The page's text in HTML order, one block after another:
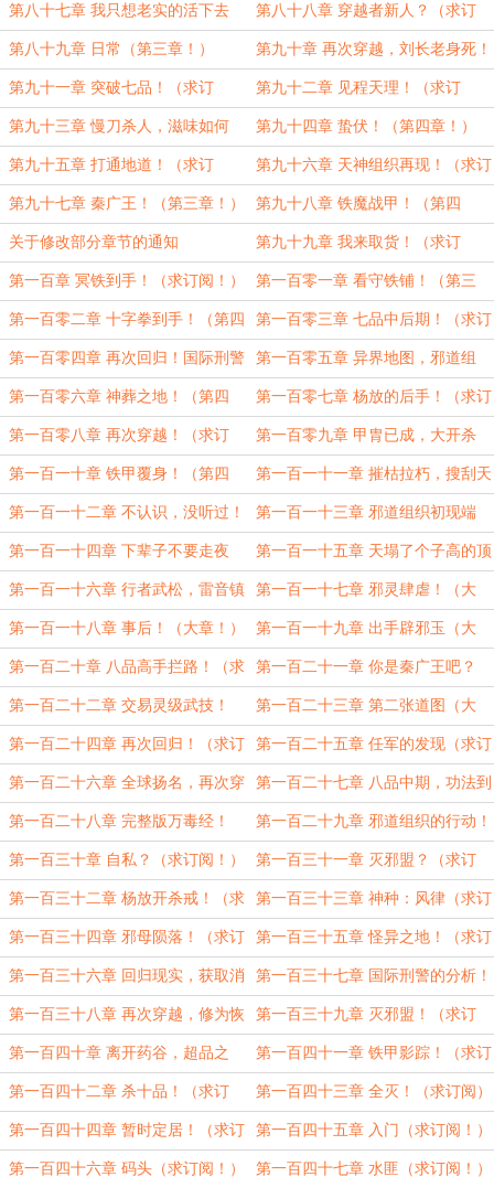
章！） 孩子却！
第八十七章 我只想老实的活下去
（求订阅！）
第八十八章 穿越者新人？（求订
阅！）
第八十九章 日常（第三章！） 第九十章 再次穿越，刘长老身死！
(第四章）
第九十一章 突破七品！（求订
阅！）
第九十二章 见程天理！（求订
阅！）
第九十三章 慢刀杀人，滋味如何
（第三章！）
第九十四章 蛰伏！（第四章！）
第九十五章 打通地道！（求订
阅！）
第九十六章 天神组织再现！（求订
阅！）
第九十七章 秦广王！（第三章！） 第九十八章 铁魔战甲！（第四
章！）
关于修改部分章节的通知 第九十九章 我来取货！（求订
阅！）
第一百章 冥铁到手！（求订阅！） 第一百零一章 看守铁铺！（第三
章！）
第一百零二章 十字拳到手！（第四
章！）
第一百零三章 七品中后期！（求订
阅！）
第一百零四章 再次回归！国际刑警
组织！（求订阅！）
第一百零五章 异界地图，邪道组
织！（第三章！）
第一百零六章 神葬之地！（第四
章）
第一百零七章 杨放的后手！（求订
阅！）
第一百零八章 再次穿越！（求订
阅！）
第一百零九章 甲胄已成，大开杀
戒！（第三章！）
第一百一十章 铁甲覆身！（第四
章！）
第一百一十一章 摧枯拉朽，搜刮天
龙帮！（二合一）
第一百一十二章 不认识，没听过！
（二合一！）
第一百一十三章 邪道组织初现端
倪！（求订阅！）
第一百一十四章 下辈子不要走夜
路！（求订阅！）
第一百一十五章 天塌了个子高的顶
着！（求订阅！）
第一百一十六章 行者武松，雷音镇
邪！（第四章）
第一百一十七章 邪灵肆虐！（大
章！）
第一百一十八章 事后！（大章！） 第一百一十九章 出手辟邪玉（大
章！）
第一百二十章 八品高手拦路！（求
订阅！）
第一百二十一章 你是秦广王吧？
（求订阅！）
第一百二十二章 交易灵级武技！
（大章！）
第一百二十三章 第二张道图（大
章！）
第一百二十四章 再次回归！（求订
阅！）
第一百二十五章 任军的发现（求订
阅！）
第一百二十六章 全球扬名，再次穿
越！（第三章！）
第一百二十七章 八品中期，功法到
手！（求订阅！）
第一百二十八章 完整版万毒经！
（求订阅！）
第一百二十九章 邪道组织的行动！
（求订阅！）
第一百三十章 自私？（求订阅！） 第一百三十一章 灭邪盟？（求订
阅！）
第一百三十二章 杨放开杀戒！（求
订阅！）
第一百三十三章 神种：风律（求订
阅！）
第一百三十四章 邪母陨落！（求订
阅！）
第一百三十五章 怪异之地！（求订
阅！）
第一百三十六章 回归现实，获取消
息！（求订阅！）
第一百三十七章 国际刑警的分析！
（求订阅！）
第一百三十八章 再次穿越，修为恢
复！（第二章！）
第一百三十九章 灭邪盟！（求订
阅！）
第一百四十章 离开药谷，超品之
说！（求订阅！）
第一百四十一章 铁甲影踪！（求订
阅！）
第一百四十二章 杀十品！（求订
阅！）
第一百四十三章 全灭！（求订阅）
第一百四十四章 暂时定居！（求订
阅！）
第一百四十五章 入门（求订阅！）
第一百四十六章 码头（求订阅！） 第一百四十七章 水匪（求订阅！）